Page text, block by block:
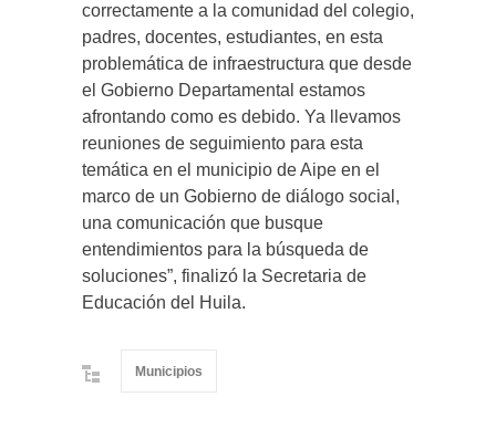
correctamente a la comunidad del colegio,
padres, docentes, estudiantes, en esta
problemática de infraestructura que desde
el Gobierno Departamental estamos
afrontando como es debido. Ya llevamos
reuniones de seguimiento para esta
temática en el municipio de Aipe en el
marco de un Gobierno de diálogo social,
una comunicación que busque
entendimientos para la búsqueda de
soluciones”, finalizó la Secretaria de
Educación del Huila.
Municipios